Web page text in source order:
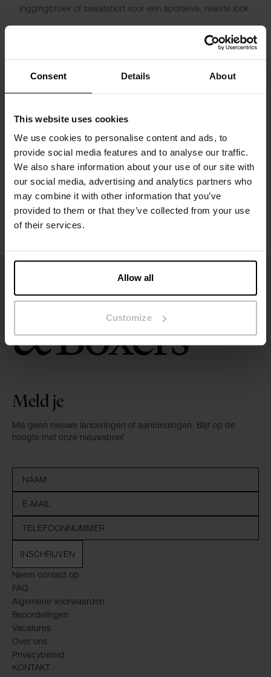
Consent Details About
This website uses cookies
We use cookies to personalise content and ads, to
provide social media features and to analyse our traffic.
We also share information about your use of our site with
our social media, advertising and analytics partners who
may combine it with other information that you’ve
provided to them or that they’ve collected from your use
of their services.
Allow all
Customize
joggingbroek of sweatshort voor een sportieve, relaxte look.
Specificatie
Maatgids
Wasvoorschriften
Neem contact op
FAQ
Algemene voorwaarden
Beoordelingen
Vacatures
Over ons
Privacybeleid
KONTAKT
Meld je
Mis geen nieuwe lanceringen of aanbiedingen. Blijf op de
hoogte met onze nieuwsbrief
INSCHRIJVEN